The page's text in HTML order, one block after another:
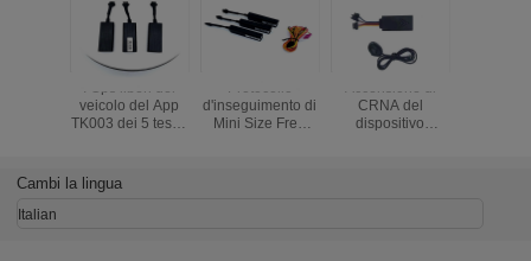
I Gps liberi del
veicolo del App
TK003 dei 5 tester
dispositivo hanno
tagliato 2G
Protocollo
d'inseguimento di
Mini Size Free
Accensione di
CRNA del
dispositivo
Cambi la lingua
Italian